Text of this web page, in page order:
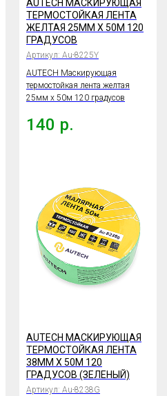
AUTECH МАСКИРУЮЩАЯ
ТЕРМОСТОЙКАЯ ЛЕНТА
ЖЕЛТАЯ 25ММ X 50М 120
ГРАДУСОВ
Артикул: Au-8225Y
AUTECH Маскирующая
термостойкая лента желтая
25мм x 50м 120 градусов
140 р.
AUTECH МАСКИРУЮЩАЯ
ТЕРМОСТОЙКАЯ ЛЕНТА
38ММ X 50М 120
ГРАДУСОВ (ЗЕЛЕНЫЙ)
Артикул: Au-8238G